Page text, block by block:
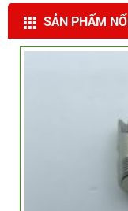
SẢN PHẨM